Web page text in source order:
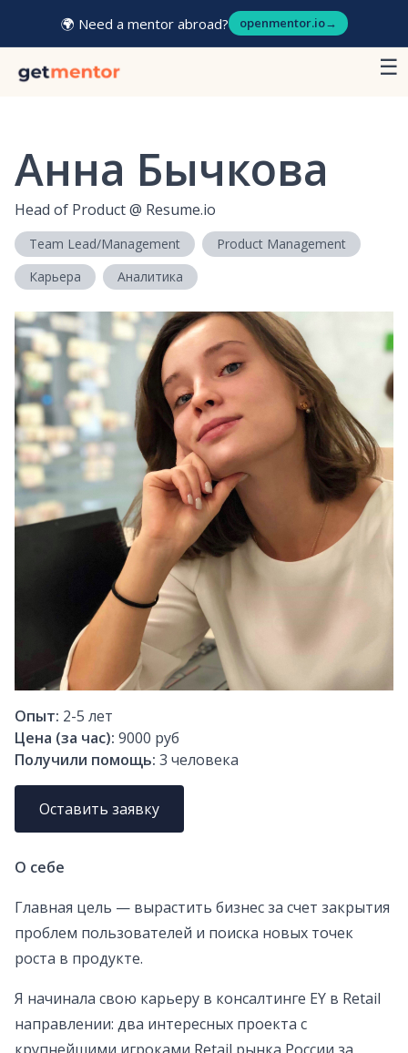
🌍 Need a mentor abroad? openmentor.io→
☰
Анна Бычкова
Head of Product@ Resume.io
Team Lead/Management
Product Management
Карьера
Аналитика
Опыт: 2-5 лет
Цена (за час): 9000 руб
Получили помощь: 3 человека
Оставить заявку
О себе
Главная цель — вырастить бизнес за счет закрытия
проблем пользователей и поиска новых точек
роста в продукте.
Я начинала свою карьеру в консалтинге EY в Retail
направлении: два интересных проекта с